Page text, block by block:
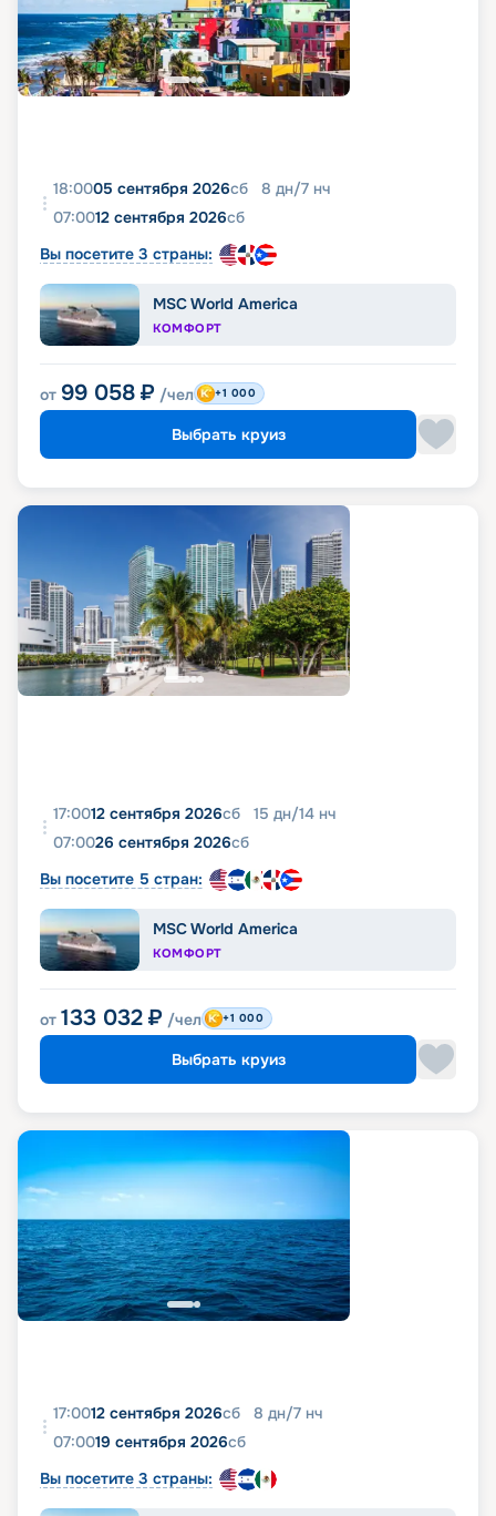
18:0005 сентября 2026сб 8 дн/7 нч
07:0012 сентября 2026сб
Вы посетите 3 страны:
MSC World America
КОМФОРТ
от 99 058 ₽ /чел +1 000
Выбрать круиз
17:0012 сентября 2026сб 15 дн/14 нч
07:0026 сентября 2026сб
Вы посетите 5 стран:
MSC World America
КОМФОРТ
от 133 032 ₽ /чел +1 000
Выбрать круиз
17:0012 сентября 2026сб 8 дн/7 нч
07:0019 сентября 2026сб
Вы посетите 3 страны: